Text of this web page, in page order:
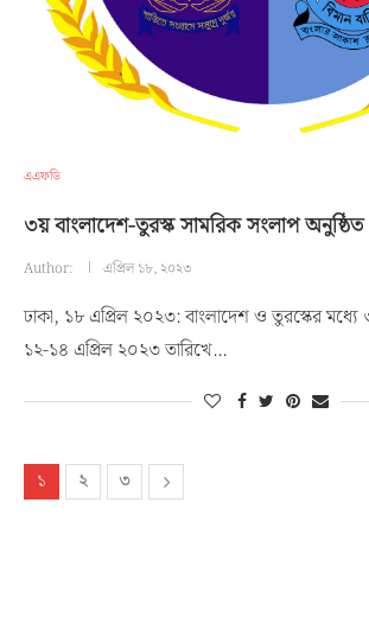
এএফডি
৩য় বাংলাদেশ-তুরস্ক সামরিক সংলাপ অনুষ্ঠিত
Author: এপ্রিল ১৮, ২০২৩
ঢাকা, ১৮ এপ্রিল ২০২৩: বাংলাদেশ ও তুরস্কের
১২-১৪ এপ্রিল ২০২৩ তারিখে…
১ ২ ৩